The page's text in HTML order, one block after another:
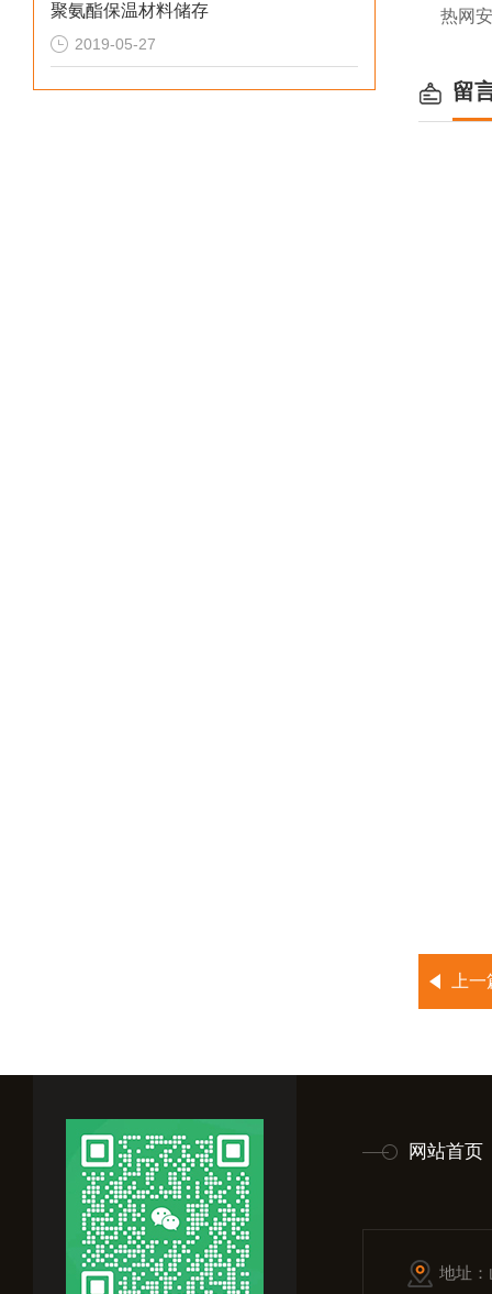
聚氨酯保温材料储存
2019-05-27
热网
留
上
网站首页
地址